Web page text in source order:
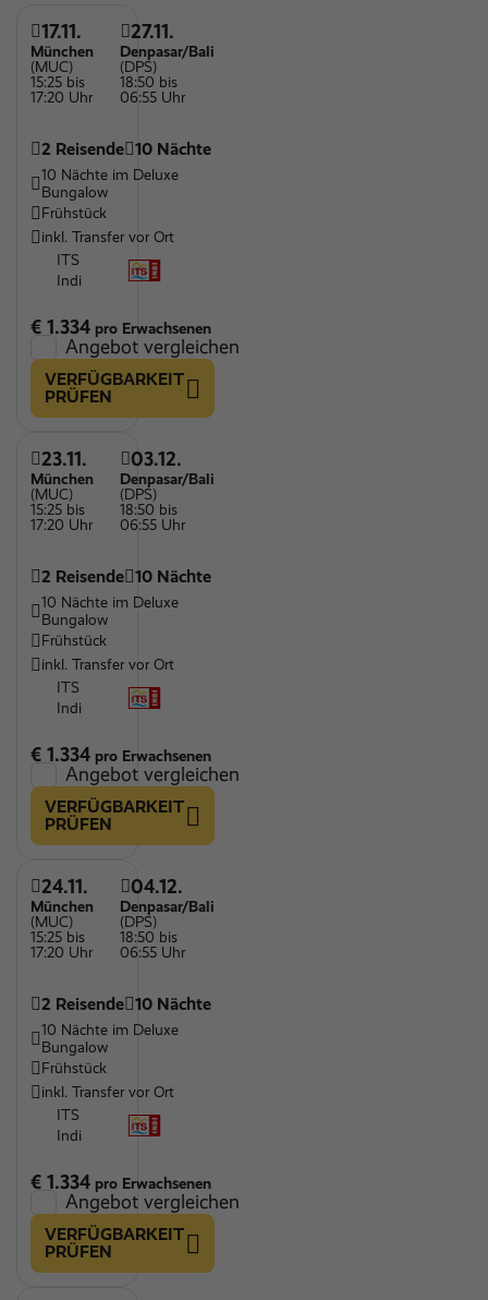
Kinderspielplatz
Spielzimmer für Kinder
Restaurant
Honeymoon Specials
Surfen
WLAN
17.11.
München
(MUC)
15:25 bis
17:20 Uhr
27.11.
Denpasar/Bali
(DPS)
18:50 bis
06:55 Uhr
2 Reisende 10 Nächte
10 Nächte im Deluxe
Bungalow
Frühstück
inkl. Transfer vor Ort
ITS
Indi
€ 1.334 pro Erwachsenen
Angebot vergleichen
VERFÜGBARKEIT
PRÜFEN
23.11.
München
(MUC)
15:25 bis
17:20 Uhr
03.12.
Denpasar/Bali
(DPS)
18:50 bis
06:55 Uhr
2 Reisende 10 Nächte
10 Nächte im Deluxe
Bungalow
Frühstück
inkl. Transfer vor Ort
ITS
Indi
€ 1.334 pro Erwachsenen
Angebot vergleichen
VERFÜGBARKEIT
PRÜFEN
24.11.
München
(MUC)
15:25 bis
17:20 Uhr
04.12.
Denpasar/Bali
(DPS)
18:50 bis
06:55 Uhr
2 Reisende 10 Nächte
10 Nächte im Deluxe
Bungalow
Frühstück
inkl. Transfer vor Ort
ITS
Indi
€ 1.334 pro Erwachsenen
Angebot vergleichen
VERFÜGBARKEIT
PRÜFEN